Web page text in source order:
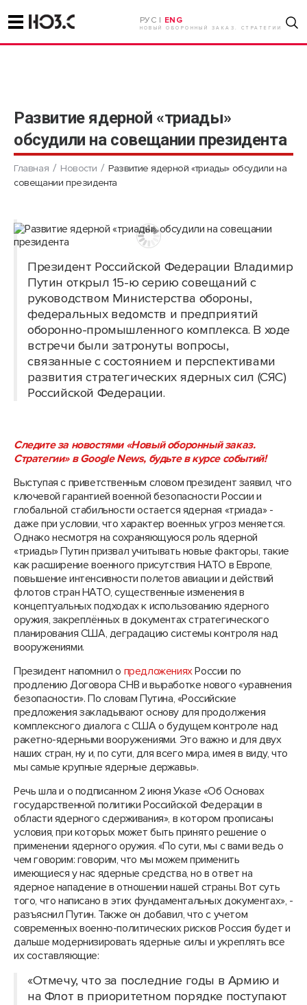
РУС | ENG
НОВЫЙ ОБОРОННЫЙ ЗАКАЗ. СТРАТЕГИИ
Развитие ядерной «триады»
обсудили на совещании президента
Главная Новости
Развитие ядерной «триады» обсудили на
совещании президента
Президент Российской Федерации Владимир
Путин открыл 15-ю серию совещаний с
руководством Министерства обороны,
федеральных ведомств и предприятий
оборонно-промышленного комплекса. В ходе
встречи были затронуты вопросы,
связанные с состоянием и перспективами
развития стратегических ядерных сил (СЯС)
Российской Федерации.
Следите за новостями «Новый оборонный заказ.
Стратегии» в Google News, будьте в курсе событий!
Выступая с приветственным словом президент заявил, что
ключевой гарантией военной безопасности России и
глобальной стабильности остается ядерная «триада» -
даже при условии, что характер военных угроз меняется.
Однако несмотря на сохраняющуюся роль ядерной
«триады» Путин призвал учитывать новые факторы, такие
как расширение военного присутствия НАТО в Европе,
повышение интенсивности полетов авиации и действий
флотов стран НАТО, существенные изменения в
концептуальных подходах к использованию ядерного
оружия, закреплённых в документах стратегического
планирования США, деградацию системы контроля над
вооружениями.
Президент напомнил о предложенияхРоссии по
продлению Договора СНВ и выработке нового «уравнения
безопасности». По словам Путина, «Российские
предложения закладывают основу для продолжения
комплексного диалога с США о будущем контроле над
ракетно-ядерными вооружениями. Это важно и для двух
наших стран, ну и, по сути, для всего мира, имея в виду, что
мы самые крупные ядерные державы».
Речь шла и о подписанном 2 июня Указе «Об Основах
государственной политики Российской Федерации в
области ядерного сдерживания», в котором прописаны
условия, при которых может быть принято решение о
применении ядерного оружия. «По сути, мы с вами ведь о
чем говорим: говорим, что мы можем применить
имеющиеся у нас ядерные средства, но в ответ на
ядерное нападение в отношении нашей страны. Вот суть
того, что написано в этих фундаментальных документах», -
разъяснил Путин. Также он добавил, что с учетом
современных военно-политических рисков Россия будет и
дальше модернизировать ядерные силы и укреплять все
их составляющие:
«Отмечу, что за последние годы в Армию и
на Флот в приоритетном порядке поступают